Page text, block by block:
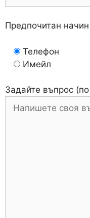
Предпочитан
Телефон
Имейл
Задайте въпрос